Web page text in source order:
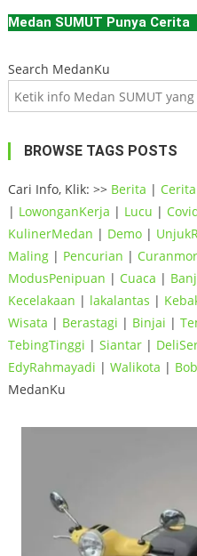
Medan SUMUT Punya Cerita
Search MedanKu
BROWSE TAGS POSTS
Cari Info, Klik: >> Berita | Cerita
| LowonganKerja | Lucu |
KulinerMedan | Demo|
Maling| Pencurian | Curanmor
ModusPenipuan | Cuaca |
Kecelakaan | lakalantas |
Wisata | Berastagi | Binjai |
TebingTinggi | Siantar|
EdyRahmayadi | Walikota |
MedanKu